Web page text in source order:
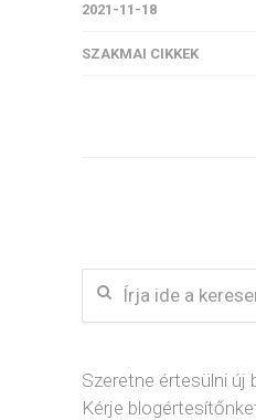
2021-11-18
SZAKMAI CIKKEK
Szeretne értesülni új
Kérje